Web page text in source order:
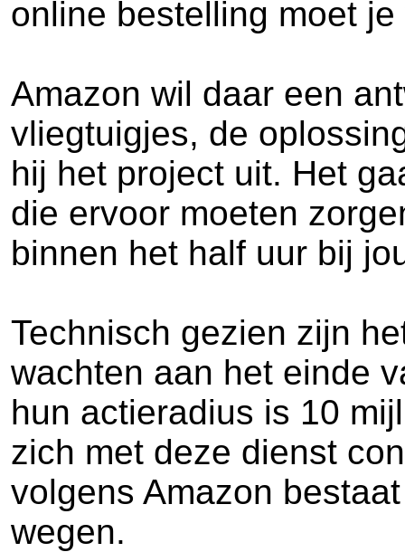
online bestelling moet
Amazon wil daar een
vliegtuigjes, de
hij het project uit. Het
die ervoor moeten
binnen het half uur bij
Technisch gezien zijn
wachten aan het einde
hun actieradius is 10
zich met deze dienst
volgens Amazon
wegen.